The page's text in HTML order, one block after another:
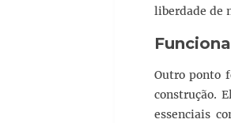
liberdade de
Outro ponto
construção.
essenciais